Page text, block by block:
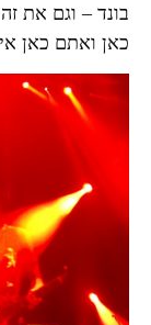
בונד – וגם את
כאן ואתם כאן